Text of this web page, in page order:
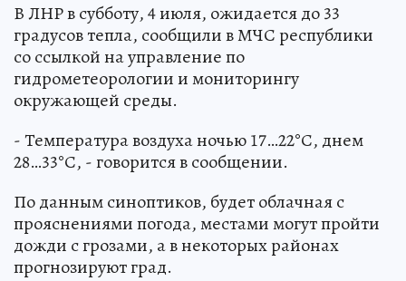
В ЛНР в субботу, 4 июля, ожидается до 33
градусов тепла, сообщили в МЧС республики
со ссылкой на управление по
гидрометеорологии и мониторингу
окружающей среды.
- Температура воздуха ночью 17…22°С, днем
28…33°С, - говорится в сообщении.
По данным синоптиков, будет облачная с
прояснениями погода, местами могут пройти
дожди с грозами, а в некоторых районах
прогнозируют град.